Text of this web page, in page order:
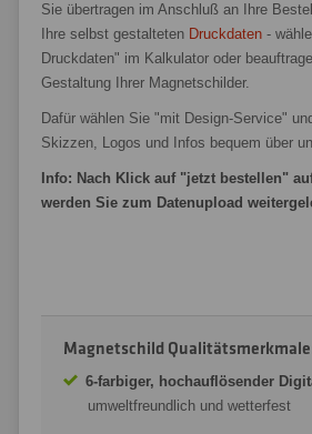
Sie übertragen im Anschluß an Ihre
Ihre selbst gestalteten Druckdaten -
Druckdaten" im Kalkulator oder
Gestaltung Ihrer Magnetschilder.
Dafür wählen Sie "mit Design-Service"
Skizzen, Logos und Infos bequem über
Info: Nach Klick auf "jetzt bestellen"
werden Sie zum Datenupload
Magnetschild
6-farbiger, hochauflösender
umweltfreundlich und wetterfest